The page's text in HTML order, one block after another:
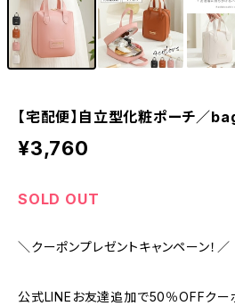
【宅配便】自立型化粧ポーチ／
¥3,760
SOLD OUT
＼クーポンプレゼントキャンペーン！／
公式LINEお友達追加で50％OFFクー